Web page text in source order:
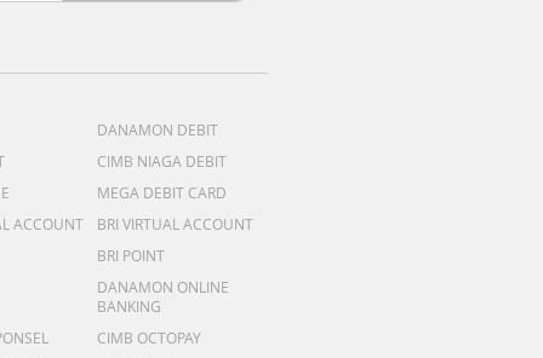
DANAMON DEBIT
CIMB NIAGA DEBIT
MEGA DEBIT CARD
ACCOUNT
BRI VIRTUAL ACCOUNT
BRI POINT
DANAMON ONLINE
BANKING
CIMB OCTOPAY